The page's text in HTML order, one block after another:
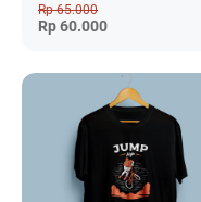
Rp 65.000
Rp 60.000